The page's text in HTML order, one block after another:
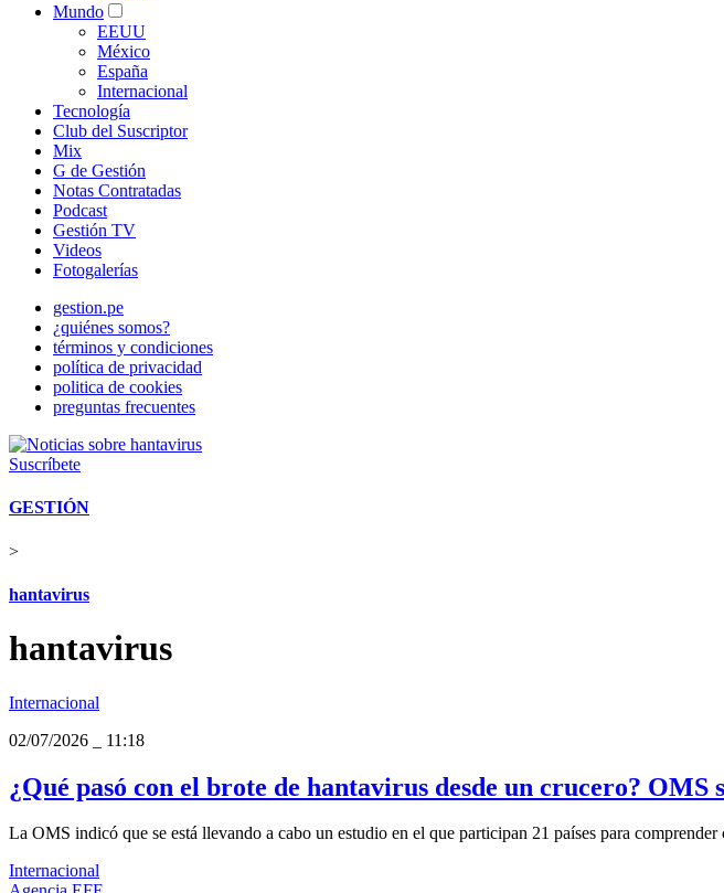
Mundo
EEUU
México
España
Internacional
Tecnología
Club del Suscriptor
Mix
G de Gestión
Notas Contratadas
Podcast
Gestión TV
Videos
Fotogalerías
gestion.pe
¿quiénes somos?
términos y condiciones
política de privacidad
politica de cookies
preguntas frecuentes
Suscríbete
GESTIÓN
>
hantavirus
hantavirus
Internacional
02/07/2026
11:18
¿Qué pasó con el brote de hantavirus desde un crucero? OMS
La OMS indicó que se está llevando a cabo un estudio en el que participan 21 países para
Internacional